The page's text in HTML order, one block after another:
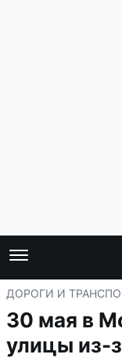
ДОРОГИ И
30 мая в
улицы из-